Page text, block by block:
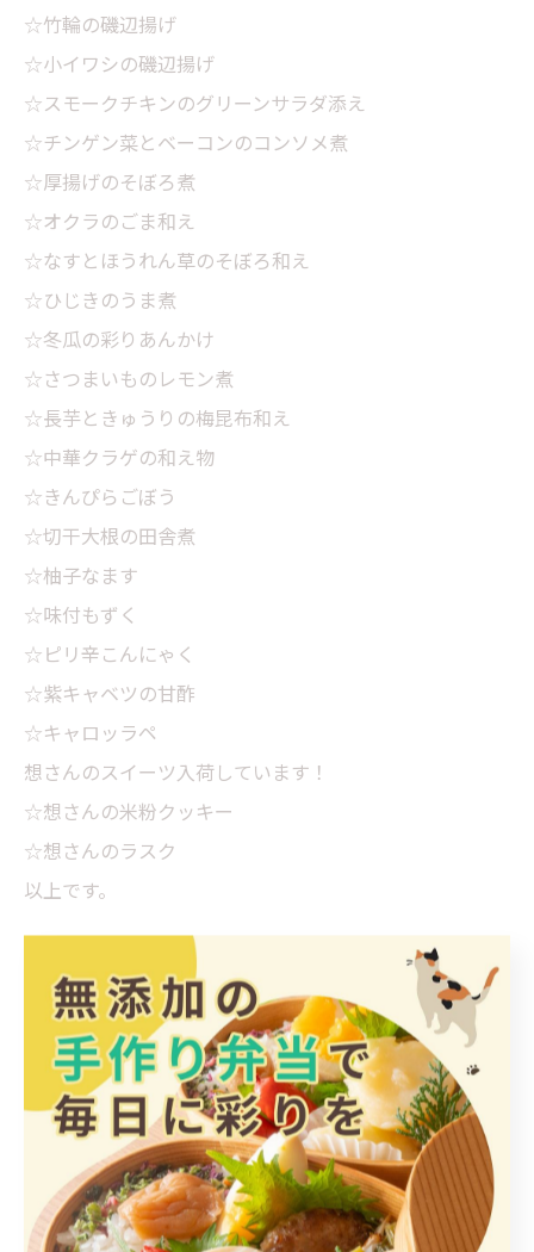
☆竹輪の磯辺揚げ
☆小イワシの磯辺揚げ
☆スモークチキンのグリーンサラダ添え
☆チンゲン菜とベーコンのコンソメ煮
☆厚揚げのそぼろ煮
☆オクラのごま和え
☆なすとほうれん草のそぼろ和え
☆ひじきのうま煮
☆冬瓜の彩りあんかけ
☆さつまいものレモン煮
☆長芋ときゅうりの梅昆布和え
☆中華クラゲの和え物
☆きんぴらごぼう
☆切干大根の田舎煮
☆柚子なます
☆味付もずく
☆ピリ辛こんにゃく
☆紫キャベツの甘酢
☆キャロッラペ
想さんのスイーツ入荷しています！
☆想さんの米粉クッキー
☆想さんのラスク
以上です。
本日も夜7時まで営業しています。皆様のご来店を心より
お待ちしております。
お取り置きも可能です。お電話をお願い致します。
℡0944-31-3186
ごはんとおかずみけ猫屋
店主